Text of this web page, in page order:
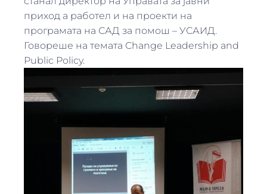
приход а работел и на проекти на
програмата на САД за помош – УСАИД.
Говореше на темата Change Leadership and
Public Policy.